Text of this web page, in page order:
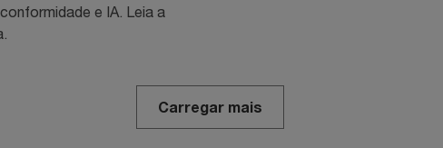
e IA. Leia a
Carregar mais